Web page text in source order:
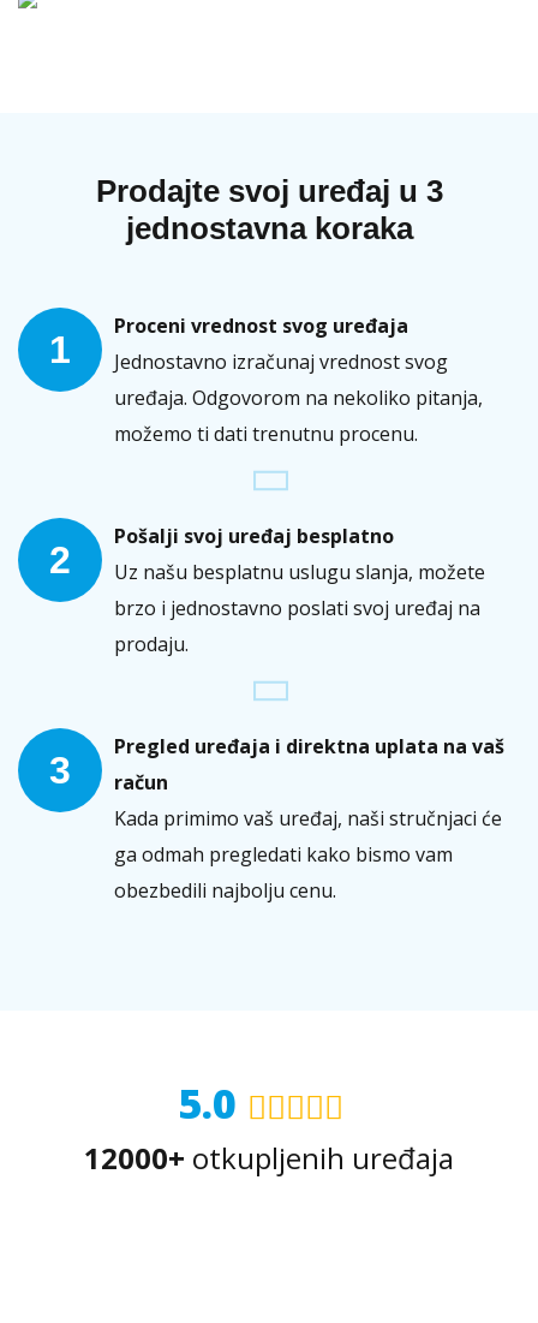
Prodajte svoj uređaj u 3
jednostavna koraka
1
Proceni vrednost svog uređaja
Jednostavno izračunaj vrednost svog
uređaja. Odgovorom na nekoliko pitanja,
možemo ti dati trenutnu procenu.
2
Pošalji svoj uređaj besplatno
Uz našu besplatnu uslugu slanja, možete
brzo i jednostavno poslati svoj uređaj na
prodaju.
3
Pregled uređaja i direktna uplata na vaš
račun
Kada primimo vaš uređaj, naši stručnjaci će
ga odmah pregledati kako bismo vam
obezbedili najbolju cenu.
5.0
12000+ otkupljenih uređaja